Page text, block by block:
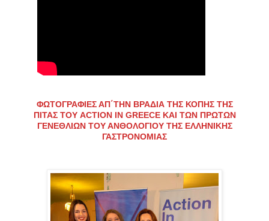
ΦΩΤΟΓΡΑΦΙΕΣ ΑΠ΄ΤΗΝ ΒΡΑΔΙΑ ΤΗΣ ΚΟΠΗΣ ΤΗΣ
ΠΙΤΑΣ ΤΟΥ ACTION IN GREECE ΚΑΙ ΤΩΝ ΠΡΩΤΩΝ
ΓΕΝΕΘΛΙΩΝ ΤΟΥ ΑΝΘΟΛΟΓΙΟΥ ΤΗΣ ΕΛΛΗΝΙΚΗΣ
ΓΑΣΤΡΟΝΟΜΙΑΣ